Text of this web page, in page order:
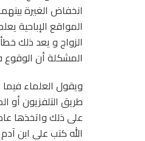
انخفاض الغيرة
المواقع الإباحية
الزواج و يعد ذلك
المشكلة أن
ويقول العلماء فيما
طريق التلفزيون أو
على ذلك واتخذها
الله كتب على ابن